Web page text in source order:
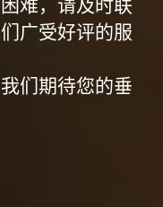
广受好评的服
们期待您的垂